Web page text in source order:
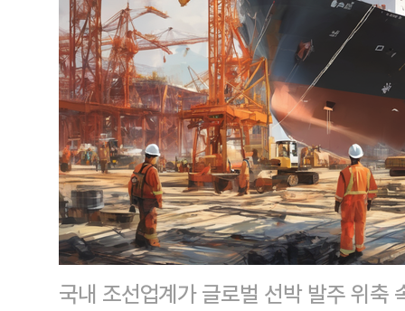
국내 조선업계가 글로벌 선박 발주 위축